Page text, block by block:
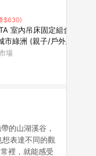
$630)
室內吊床固定組合 H
市綠洲 (親子/戶外/秋
人)
場
的山湖溪谷，
表達不同的觀
裡，就能感受